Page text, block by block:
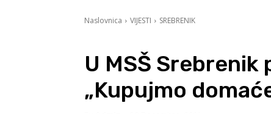
Naslovnica VIJESTI SREBRENIK
U MSŠ
„Kupujmo